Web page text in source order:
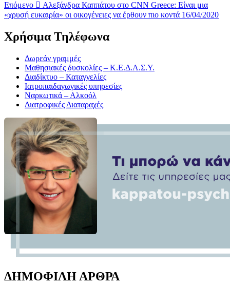
Επόμενο
Αλεξάνδρα Καππάτου στο CNN Greece: Είναι μια
«χρυσή ευκαιρία» οι οικογένειες να έρθουν πιο κοντά 16/04/2020
Χρήσιμα Τηλέφωνα
Δωρεάν γραμμές
Μαθησιακές δυσκολίες – Κ.Ε.Δ.Α.Σ.Υ.
Διαδίκτυο – Καταγγελίες
Ιατροπαιδαγωγικές υπηρεσίες
Ναρκωτικά – Αλκοόλ
Διατροφικές Διαταραχές
ΔΗΜΟΦΙΛΗ ΑΡΘΡΑ